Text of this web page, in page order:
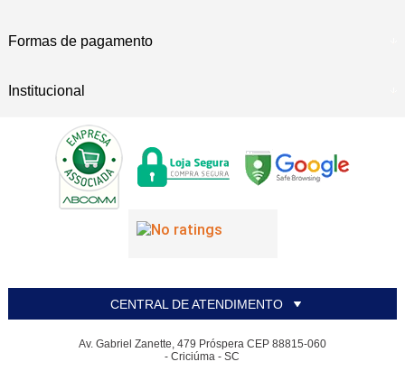
Formas de pagamento
Institucional
CENTRAL DE ATENDIMENTO
Av. Gabriel Zanette, 479 Próspera CEP 88815-060
- Criciúma - SC